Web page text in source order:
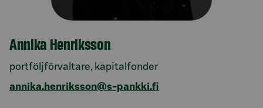
Annika Henriksson
portföljförvaltare, kapitalfonder
annika.henriksson@s-pankki.fi